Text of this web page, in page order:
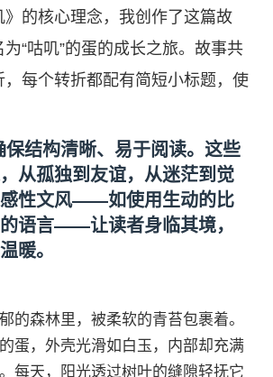
的核心理念，我创作了这篇故
“咕叽”的蛋的成长之旅。故事共
，每个转折都配有简短小标题，使
保结构清晰、易于阅读。这些
从孤独到友谊，从迷茫到觉
感性文风——如使用生动的比
语言——让读者身临其境，
暖。
的森林里，被柔软的青苔包裹着。
蛋，外壳光滑如白玉，内部却充满
每天，阳光透过树叶的缝隙轻抚它